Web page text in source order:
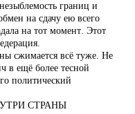
границ и
на сдачу ею всего
на тот момент. Этот
сжимается всё туже. Не
в ещё более тесной
политический
СТРАНЫ